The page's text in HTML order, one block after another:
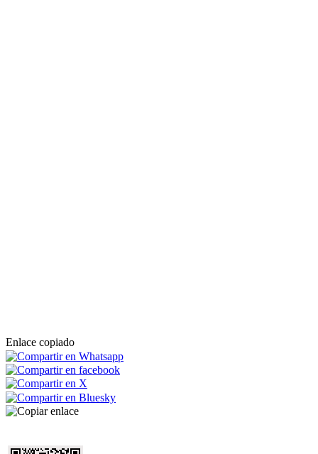
Enlace copiado